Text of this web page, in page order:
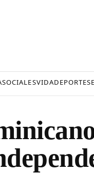
SOCIALESVIDADEPORTES